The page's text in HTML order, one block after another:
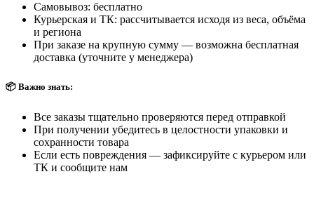
Самовывоз: бесплатно
Курьерская и ТК: рассчитывается исходя из веса, объёма
и региона
При заказе на крупную сумму — возможна бесплатная
доставка (уточните у менеджера)
📦 Важно знать:
Все заказы тщательно проверяются перед отправкой
При получении убедитесь в целостности упаковки и
сохранности товара
Если есть повреждения — зафиксируйте с курьером или
ТК и сообщите нам